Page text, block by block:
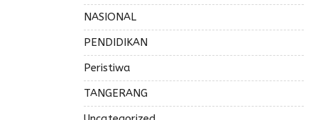
NASIONAL
PENDIDIKAN
Peristiwa
TANGERANG